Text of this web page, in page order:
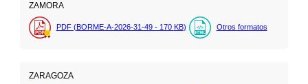
ZAMORA
PDF (BORME-A-2026-31-49 - 170 KB) Otros formatos
ZARAGOZA